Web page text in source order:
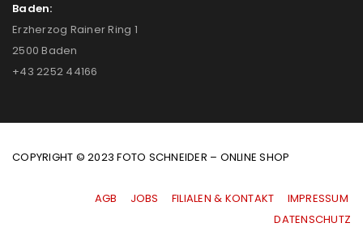
Baden:
Erzherzog Rainer Ring 1
2500 Baden
+43 2252 44166
COPYRIGHT © 2023 FOTO SCHNEIDER – ONLINE SHOP
AGB JOBS FILIALEN & KONTAKT
IMPRESSUM
|DATENSCHUTZ